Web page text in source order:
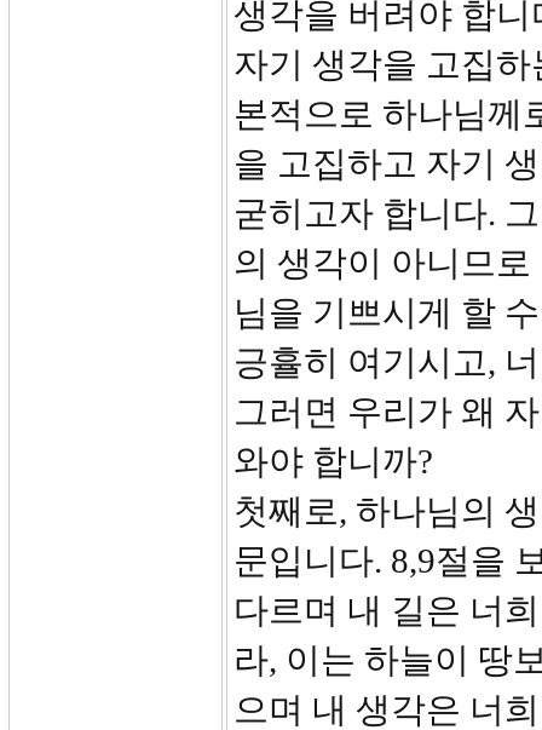
생각을 버려야 합
자기 생각을 고집
본적으로 하나님께
을 고집하고 자기
굳히고자 합니다.
의 생각이 아니므
님을 기쁘시게 할
긍휼히 여기시고,
그러면 우리가 왜
와야 합니까?
첫째로, 하나님의
문입니다. 8,9절을
다르며 내 길은 너
라, 이는 하늘이 땅
으며 내 생각은 너